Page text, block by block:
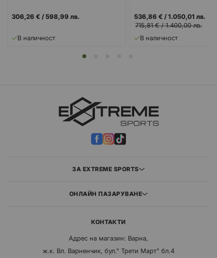
306,26 € /598,99 лв.
В наличност
536,86 € /1.050,01 лв.
715,81 €/1.400,00 лв.
В наличност
ЗА EXTREME SPORTS
ОНЛАЙН ПАЗАРУВАНЕ
КОНТАКТИ
Адрес на магазин: Варна,
ж.к. Вл. Варненчик, бул." Трети Март" бл.4